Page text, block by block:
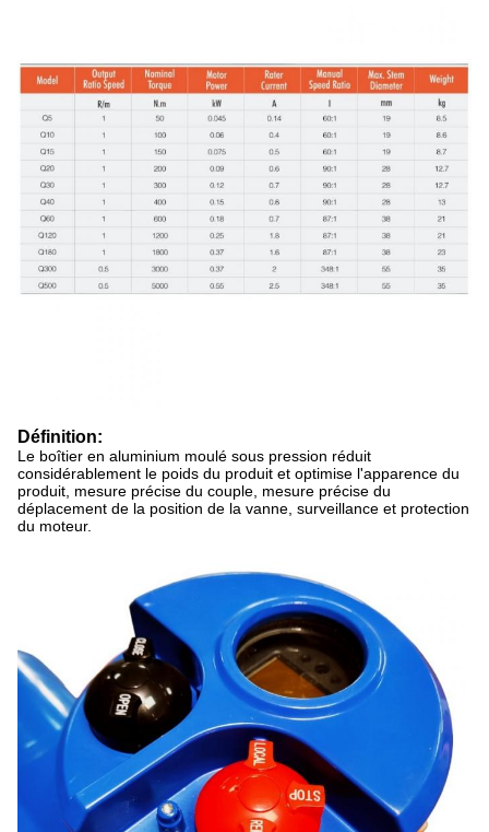
Définition:
Le boîtier en aluminium moulé sous pression réduit
considérablement le poids du produit et optimise l'apparence du
produit, mesure précise du couple, mesure précise du
déplacement de la position de la vanne, surveillance et protection
du moteur.